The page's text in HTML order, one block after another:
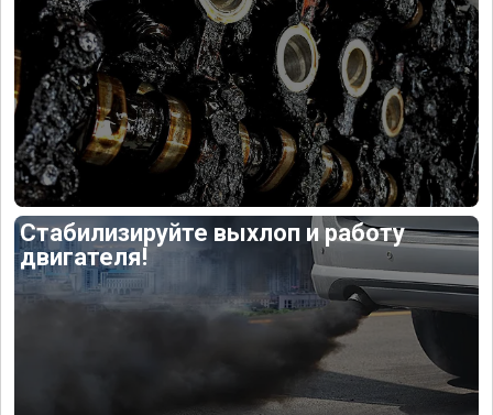
Стабилизируйте выхлоп и работу
двигателя!